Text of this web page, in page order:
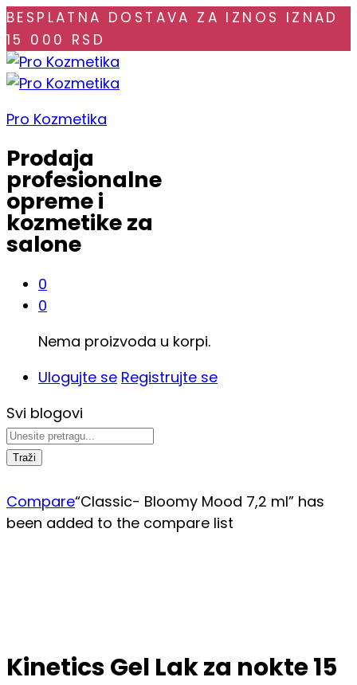
BESPLATNA DOSTAVA ZA IZNOS IZNAD
15 000 RSD
Pro Kozmetika
Prodaja
profesionalne
opreme i
kozmetike za
salone
0
0
Nema proizvoda u korpi.
Ulogujte se Registrujte se
Svi blogovi
Traži
Compare“Classic- Bloomy Mood 7,2 ml” has
been added to the compare list
Kinetics Gel Lak za nokte 15